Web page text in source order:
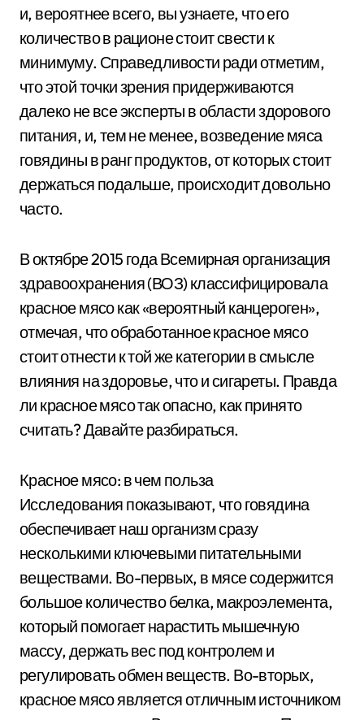
и, вероятнее всего, вы узнаете, что его
количество в рационе стоит свести к
минимуму. Справедливости ради отметим,
что этой точки зрения придерживаются
далеко не все эксперты в области здорового
питания, и, тем не менее, возведение мяса
говядины в ранг продуктов, от которых стоит
держаться подальше, происходит довольно
часто.
В октябре 2015 года Всемирная организация
здравоохранения (ВОЗ) классифицировала
красное мясо как «вероятный канцероген»,
отмечая, что обработанное красное мясо
стоит отнести к той же категории в смысле
влияния на здоровье, что и сигареты. Правда
ли красное мясо так опасно, как принято
считать? Давайте разбираться.
Красное мясо: в чем польза
Исследования показывают, что говядина
обеспечивает наш организм сразу
несколькими ключевыми питательными
веществами. Во-первых, в мясе содержится
большое количество белка, макроэлемента,
который помогает нарастить мышечную
массу, держать вес под контролем и
регулировать обмен веществ. Во-вторых,
красное мясо является отличным источником